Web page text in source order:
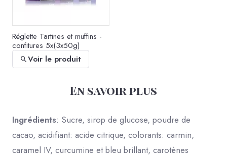
Réglette Tartines et muffins -
confitures 5x(3x50g)
Voir le produit
En savoir plus
Ingrédients: Sucre, sirop de glucose, poudre de
cacao, acidifiant: acide citrique, colorants: carmin,
caramel IV, curcumine et bleu brillant, carotènes